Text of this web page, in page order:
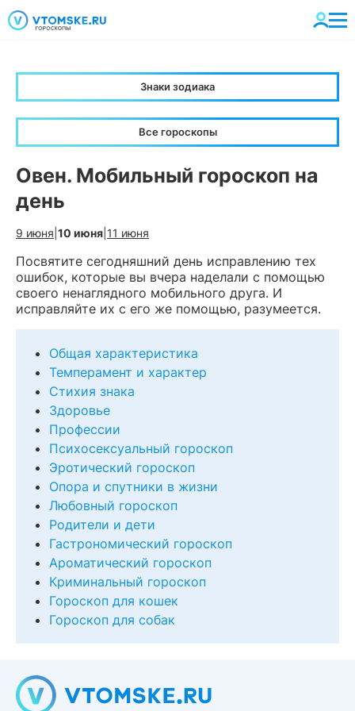
Знаки зодиака
Овен. Мобильный гороскоп на
день
9 июня 10 июня 11 июня
Посвятите сегодняшний день исправлению тех
ошибок, которые вы вчера наделали с помощью
своего ненаглядного мобильного друга. И
исправляйте их с его же помощью, разумеется.
Общая характеристика
Темперамент и характер
Стихия знака
Здоровье
Профессии
Психосексуальный гороскоп
Эротический гороскоп
Опора и спутники в жизни
Любовный гороскоп
Родители и дети
Гастрономический гороскоп
Ароматический гороскоп
Криминальный гороскоп
Гороскоп для кошек
Гороскоп для собак
Все гороскопы